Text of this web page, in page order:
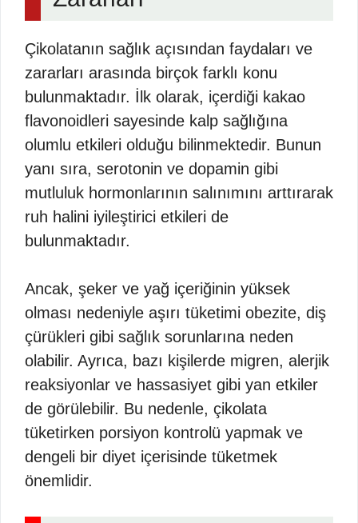
Çikolatanın sağlık açısından faydaları ve
zararları arasında birçok farklı konu
bulunmaktadır. İlk olarak, içerdiği kakao
flavonoidleri sayesinde kalp sağlığına
olumlu etkileri olduğu bilinmektedir. Bunun
yanı sıra, serotonin ve dopamin gibi
mutluluk hormonlarının salınımını arttırarak
ruh halini iyileştirici etkileri de
bulunmaktadır.
Ancak, şeker ve yağ içeriğinin yüksek
olması nedeniyle aşırı tüketimi obezite, diş
çürükleri gibi sağlık sorunlarına neden
olabilir. Ayrıca, bazı kişilerde migren, alerjik
reaksiyonlar ve hassasiyet gibi yan etkiler
de görülebilir. Bu nedenle, çikolata
tüketirken porsiyon kontrolü yapmak ve
dengeli bir diyet içerisinde tüketmek
önemlidir.